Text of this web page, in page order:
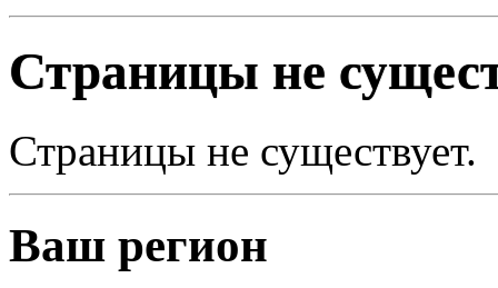
Страницы не
Страницы не существует.
Ваш регион